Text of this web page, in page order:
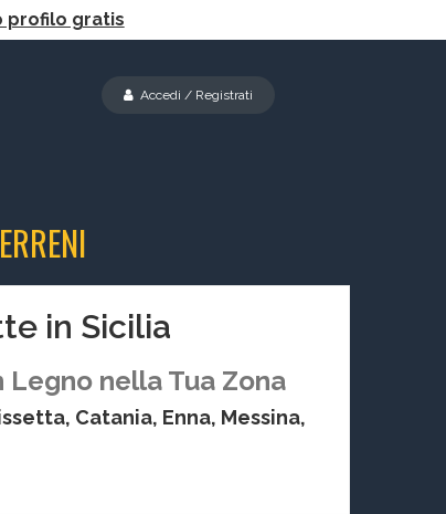
profilo gratis
Accedi / Registrati
in Sicilia
nella Tua Zona
Catania, Enna, Messina,